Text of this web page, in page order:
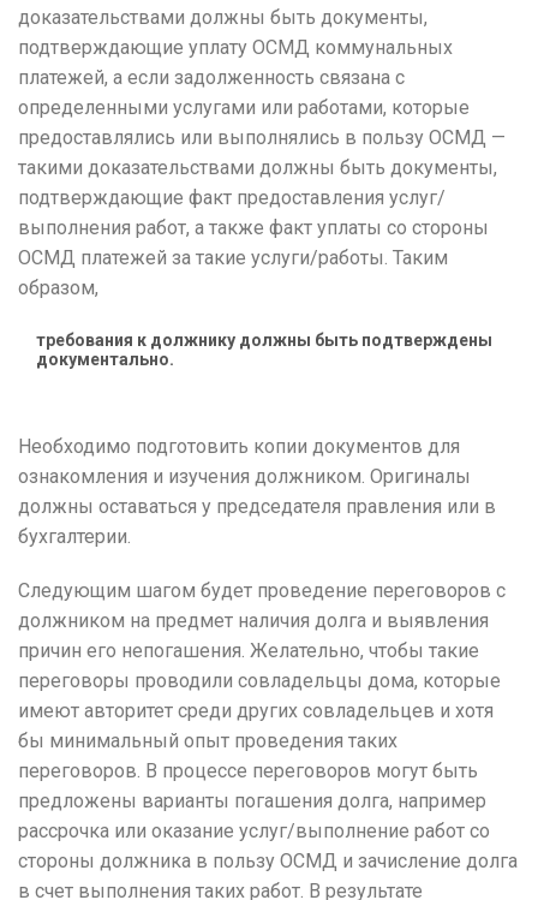
доказательствами должны быть документы,
подтверждающие уплату ОСМД коммунальных
платежей, а если задолженность связана с
определенными услугами или работами, которые
предоставлялись или выполнялись в пользу ОСМД —
такими доказательствами должны быть документы,
подтверждающие факт предоставления услуг/
выполнения работ, а также факт уплаты со стороны
ОСМД платежей за такие услуги/работы. Таким
образом,
требования к должнику должны быть подтверждены
документально.
Необходимо подготовить копии документов для
ознакомления и изучения должником. Оригиналы
должны оставаться у председателя правления или в
бухгалтерии.
Следующим шагом будет проведение переговоров с
должником на предмет наличия долга и выявления
причин его непогашения. Желательно, чтобы такие
переговоры проводили совладельцы дома, которые
имеют авторитет среди других совладельцев и хотя
бы минимальный опыт проведения таких
переговоров. В процессе переговоров могут быть
предложены варианты погашения долга, например
рассрочка или оказание услуг/выполнение работ со
стороны должника в пользу ОСМД и зачисление долга
в счет выполнения таких работ. В результате